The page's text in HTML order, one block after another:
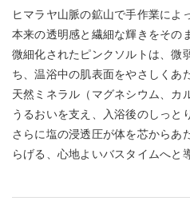
ヒマラヤ山脈の鉱山で手作業によ
本来の透明感と繊細な輝きをその
微細化されたピンクソルトは、微
ち、温浴中の肌表面をやさしくあ
天然ミネラル（マグネシウム、カ
うるおいを支え、入浴後のしっと
さらに塩の浸透圧が体を芯からあ
らげる、心地よいバスタイムへと